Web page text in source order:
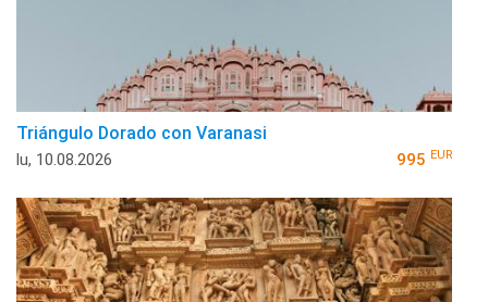
Triángulo Dorado con Varanasi
lu, 10.08.2026 995 EUR